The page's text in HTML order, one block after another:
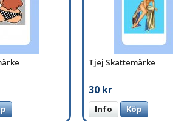
Tjej Skattemärke
30 kr
Info Köp